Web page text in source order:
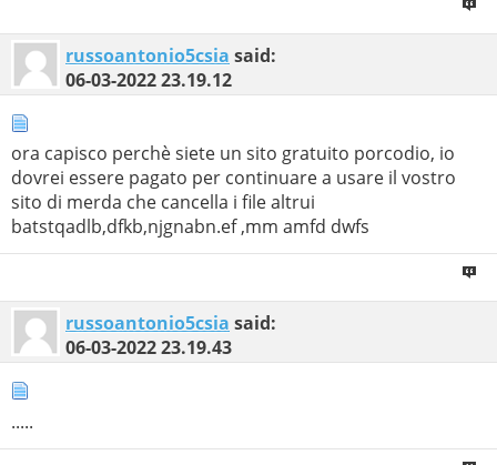
russoantonio5csia said:
06-03-202223.19.12
ora capisco perchè siete un sito gratuito porcodio, io
dovrei essere pagato per continuare a usare il vostro
sito di merda che cancella i file altrui
batstqadlb,dfkb,njgnabn.ef ,mm amfd dwfs
russoantonio5csia said:
06-03-202223.19.43
.....